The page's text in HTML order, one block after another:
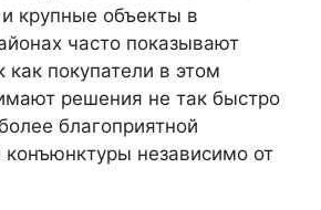
крупные объекты в
часто показывают
как покупатели в этом
решения не так быстро
благоприятной
конъюнктуры независимо от